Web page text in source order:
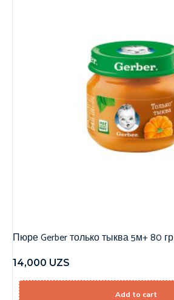
Пюре Gerber только тыква 5м+ 80 гр
14,000 UZS
Add to cart